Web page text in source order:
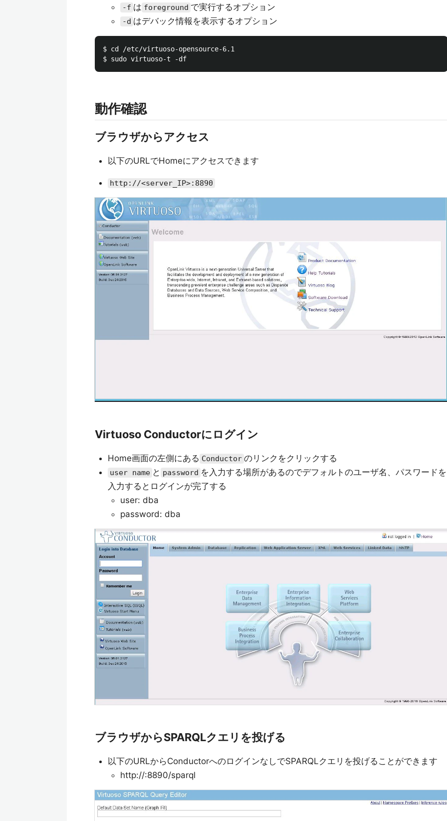
-f は foreground で実行するオプション
-d はデバック情報を表示するオプション
$ cd /etc/virtuoso-opensource-6.1
動作確認
ブラウザからアクセス
以下のURLでHomeにアクセスできます
http://<server_IP>:8890
Virtuoso Conductorにログイン
Home画面の左側にある Conductor のリンクをクリックする
user name と password を入力する場所があるのでデフォルトのユーザ名、パスワードを
入力するとログインが完了する
user: dba
password: dba
ブラウザからSPARQLクエリを投げる
以下のURLからConductorへのログインなしでSPARQLクエリを投げることができます
http://:8890/sparql